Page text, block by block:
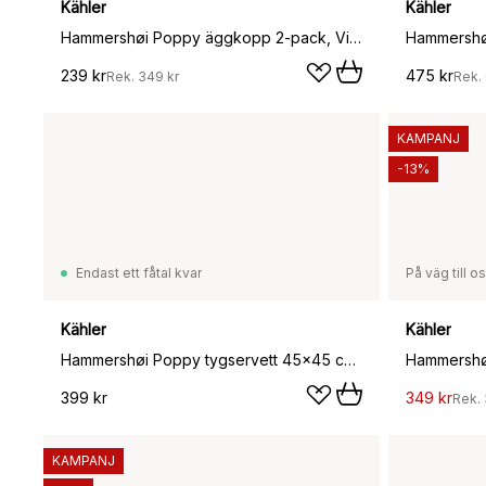
Kähler
Hammershøi Poppy äggkopp 2-pack, Vit-dekor
239 krRek. 349 kr
Kähler
475 krRek.
Endast ett fåtal kvar
Kähler
Hammershøi Poppy tygservett 45x45 cm 4-pack, Grön
399 kr
På väg till
Kähler
349 krRek.
KAMPANJ
-13%
KAMPANJ